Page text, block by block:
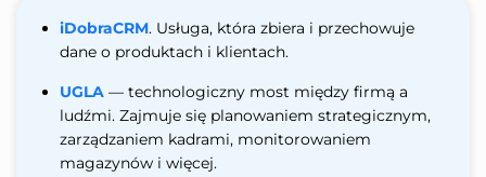
iDobraCRM. Usługa, która zbiera i przechowuje
dane o produktach i klientach.
UGLA — technologiczny most między firmą a
ludźmi. Zajmuje się planowaniem strategicznym,
zarządzaniem kadrami, monitorowaniem
magazynów i więcej.